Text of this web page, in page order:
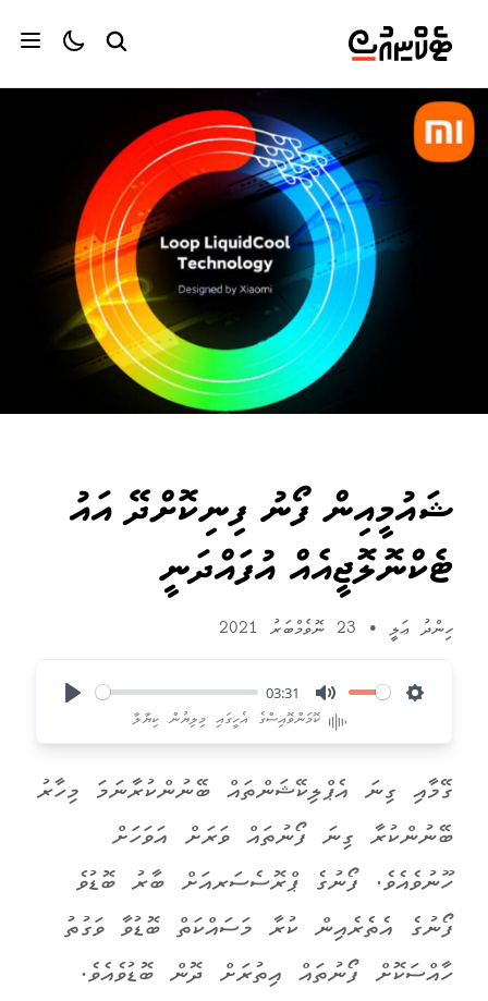
ޝައުމީއިން ފޯނު ފިނިކޮށްދޭ އައު
ޓެކްނޮލޮޖީއެއް އުފައްދަނީ
ހިންދު ޢަލީ •
03:31
Mute ކޮމަންވޮއިސްގެ އެހީގައި މިލިޔުން ކިޔާލާ
ގޭމާއި ގިނަ އެޕްލިކޭޝަންތައް ބޭނުންކުރާނަމަ މިހާރު
ބޭނުންކުރާ ގިނަ ފޯނުތައް ވަރަށް އަވަހަށް
ހޫނުވެއެވެ. ފޯނުގެ ޕްރޮސެސަރއަށް ބާރު ބޮޑުވެ
ފޯނުގެ އެތެރެއިން ކުރާ މަސައްކަތް ބޮޑުވާ ވަގުތު
ހާއްސަކޮށް ފޯނުތައް އިތުރަށް ދޮން ބޮޑުވެއެވެ.